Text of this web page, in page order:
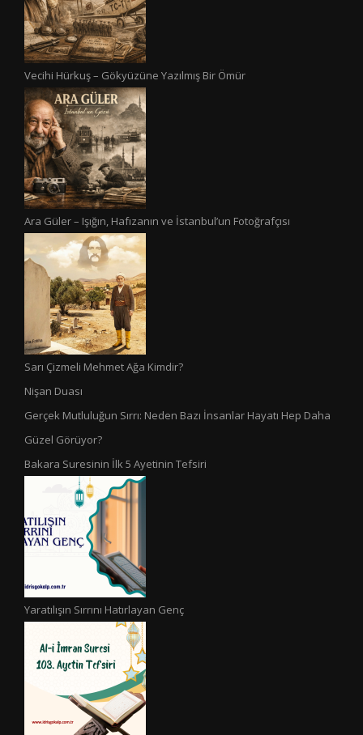
Vecihi Hürkuş – Gökyüzüne Yazılmış Bir Ömür
Ara Güler – Işığın, Hafızanın ve İstanbul’un Fotoğrafçısı
Sarı Çizmeli Mehmet Ağa Kimdir?
Nişan Duası
Gerçek Mutluluğun Sırrı: Neden Bazı İnsanlar Hayatı Hep Daha
Güzel Görüyor?
Bakara Suresinin İlk 5 Ayetinin Tefsiri
Yaratılışın Sırrını Hatırlayan Genç